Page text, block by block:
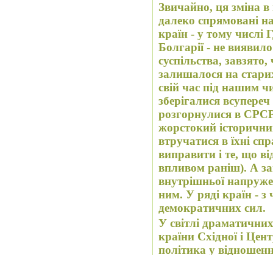
Звичайно, ця зміна в
далеко спрямовані
країн - у тому числі
Болгарії - не
суспільства,
залишалося на
свій час під нашим чи впливом тиском, але зараз
зберігалися
розгорнулися в
жорстокий
втручатися в їхні
виправити і те, що
впливом раніш). А
внутрішньої напруженості і
ним. У ряді країн -
демократичних сил.
У світлі
країни Східної і
політика у